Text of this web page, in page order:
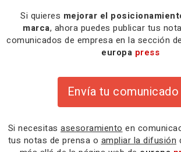
Si quieres mejorar el
marca, ahora puedes publicar tus
comunicados de empresa en la sección
europa press
Envía tu comunicado
Si necesitas asesoramiento en
tus notas de prensa o ampliar la difusión